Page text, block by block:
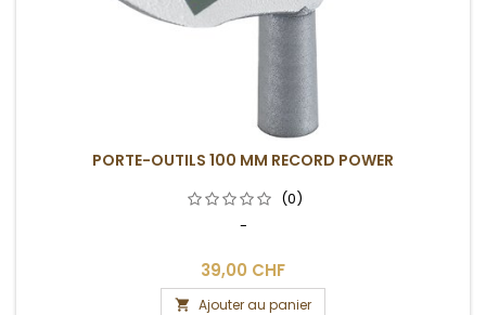
PORTE-OUTILS 100 MM RECORD POWER
(0)
-
39,00 CHF
 Ajouter au panier